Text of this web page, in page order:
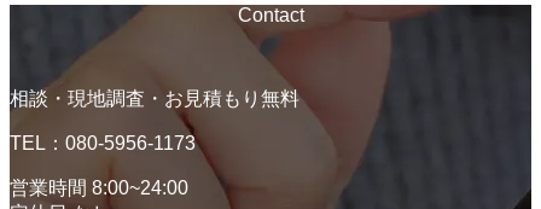
ペ
ー
ジ
Contact
相談・現地調査・お見積もり無料
TEL：080-5956-1173
営業時間 8:00~24:00